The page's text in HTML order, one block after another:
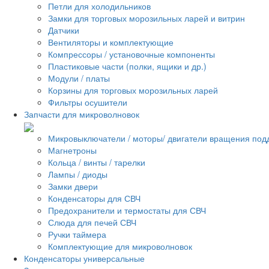
Петли для холодильников
Замки для торговых морозильных ларей и витрин
Датчики
Вентиляторы и комплектующие
Компрессоры / установочные компоненты
Пластиковые части (полки, ящики и др.)
Модули / платы
Корзины для торговых морозильных ларей
Фильтры осушители
Запчасти для микроволновок
Микровыключатели / моторы/ двигатели вращения
Магнетроны
Кольца / винты / тарелки
Лампы / диоды
Замки двери
Конденсаторы для СВЧ
Предохранители и термостаты для СВЧ
Слюда для печей СВЧ
Ручки таймера
Комплектующие для микроволновок
Конденсаторы универсальные